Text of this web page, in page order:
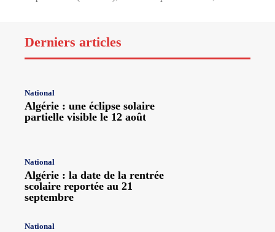
Derniers articles
National
Algérie : une éclipse solaire
partielle visible le 12 août
National
Algérie : la date de la rentrée
scolaire reportée au 21
septembre
National